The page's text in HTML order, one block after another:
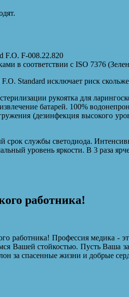
F.O. F-008.22.820
в соответствии с ISO 7376
Standard исключает риск
рукоятка для
батарей. 100%
(дезинфекция высокого
службы светодиода.
уровень яркости. В 3 раза
работника!
работника! Профессия медика -
Вашей стойкостью. Пусть Ваша
за спасенные жизни и добрые